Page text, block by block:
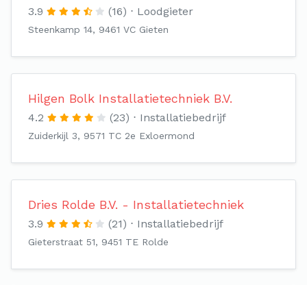
3.9 (16) Loodgieter
Steenkamp 14, 9461 VC Gieten
Hilgen Bolk Installatietechniek B.V.
4.2 (23) Installatiebedrijf
Zuiderkijl 3, 9571 TC 2e Exloermond
Dries Rolde B.V. - Installatietechniek
3.9 (21) Installatiebedrijf
Gieterstraat 51, 9451 TE Rolde